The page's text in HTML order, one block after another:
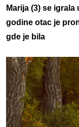
Marija (3) se
godine otac je
gde je bila